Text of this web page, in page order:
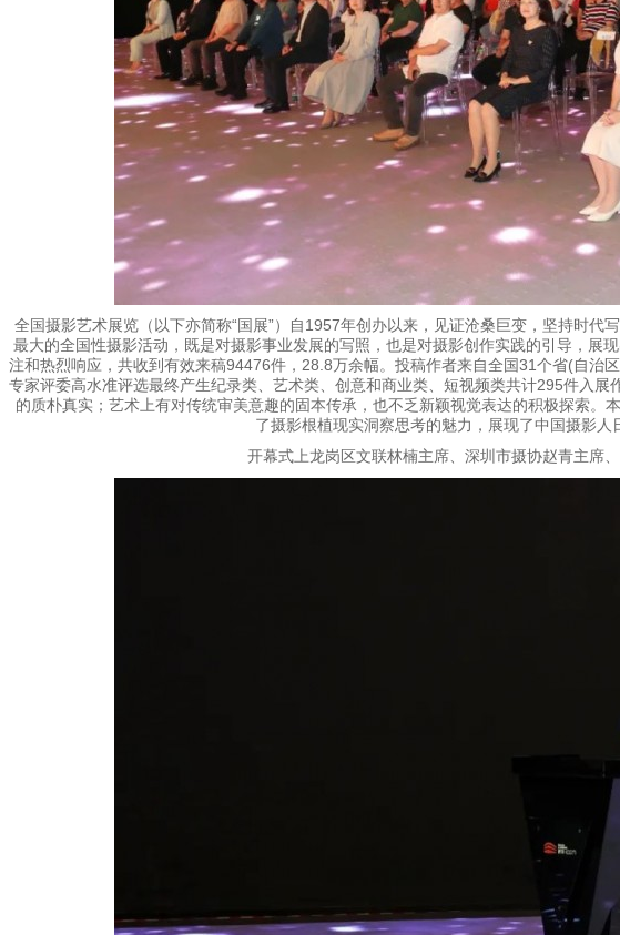
全国摄影艺术展览（以下亦简称“国展”）自1957年创办以来，见证沧桑巨变，坚持时
最大的全国性摄影活动，既是对摄影事业发展的写照，也是对摄影创作实践的引导，展
注和热烈响应，共收到有效来稿94476件，28.8万余幅。投稿作者来自全国31个省(自治
专家评委高水准评选最终产生纪录类、艺术类、创意和商业类、短视频类共计295件入
的质朴真实；艺术上有对传统审美意趣的固本传承，也不乏新颖视觉表达的积极探索
了摄影根植现实洞察思考的魅力，展现了中国摄影人
开幕式上龙岗区文联林楠主席、深圳市摄协赵青主席